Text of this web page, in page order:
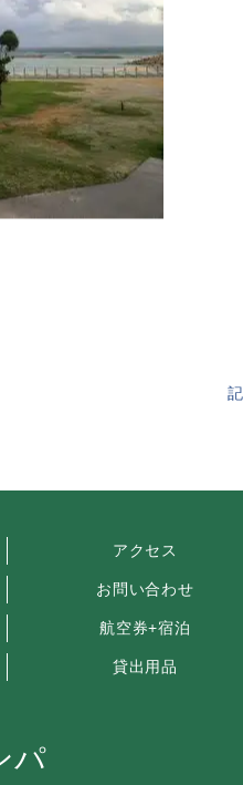
アクセス
お問い合わせ
航空券+宿泊
貸出用品
パ